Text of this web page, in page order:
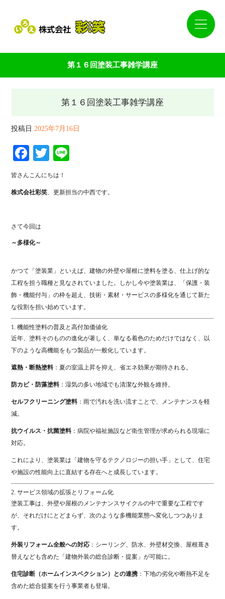
第１６回塗装工事雑学講座
第１６回塗装工事雑学講座
投稿日 2025年7月16日
Facebook
Twitter
皆さんこんにちは！
株式会社彩笑、更新担当の中西です。
さて今回は
～多様化～
かつて「塗装業」といえば、建物の外壁や屋根に塗料を塗る、仕上げ的な
工程を担う職種と見なされていました。しかし今や塗装業は、「保護・装
飾・機能付与」の枠を超え、技術・素材・サービスの多様化を通じて新た
な役割を担い始めています。
1. 機能性塗料の普及と高付加価値化
近年、塗料そのものの進化が著しく、単なる着色のためだけではなく、以
下のような高機能をもつ製品が一般化しています。
遮熱・断熱塗料 ：夏の室温上昇を抑え、省エネ効果が期待される。
防カビ・防藻塗料 ：湿気の多い地域でも清潔な外観を維持。
セルフクリーニング塗料 ：雨で汚れを洗い流すことで、メンテナンスを軽
減。
抗ウイルス・抗菌塗料 ：病院や福祉施設など衛生管理が求められる現場に
対応。
これにより、塗装業は「建物を守るテクノロジーの担い手」として、住宅
や施設の性能向上に直結する存在へと成長しています。
2. サービス領域の拡張とリフォーム化
塗装工事は、外壁や屋根のメンテナンスサイクルの中で重要な工程です
が、それだけにとどまらず、次のような多機能業態へ変化しつつありま
す。
外装リフォーム全般への対応 ：シーリング、防水、外壁材交換、屋根葺き
替えなども含めた「建物外装の総合診断・提案」が可能に。
住宅診断（ホームインスペクション）との連携 ：下地の劣化や断熱不足を
含めた総合提案を行う事業者も登場。